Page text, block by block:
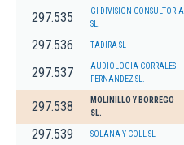
297.535
GI DIVISION CONSULTORIA
SL.
297.536 TADIRA SL
297.537
AUDIOLOGIA CORRALES
FERNANDEZ SL.
297.538
MOLINILLO Y BORREGO
SL.
297.539 SOLANA Y COLL SL